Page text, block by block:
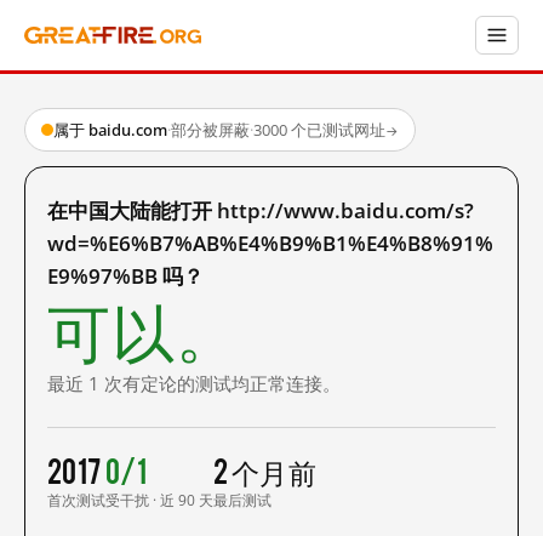
属于 baidu.com·部分被屏蔽·3000 个已测试网址→
在中国大陆能打开 http://www.baidu.com/s?
wd=%E6%B7%AB%E4%B9%B1%E4%B8%91%
E9%97%BB 吗？
可以。
最近 1 次有定论的测试均正常连接。
2017
首次测试
0/1
受干扰 · 近 90 天
2 个月前
最后测试